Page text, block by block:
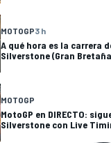
MOTOGP3 h
A qué hora es la carrera
Silverstone (Gran
MOTOGP
MotoGP en DIRECTO:
Silverstone con Live